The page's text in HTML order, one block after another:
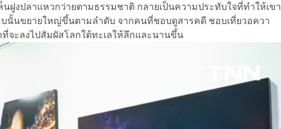
นฝูงปลาแหวกว่ายตามธรรมชาติ กลายเป็นความประทับใจที่ทำให้เขา
บนั้นขยายใหญ่ขึ้นตามลำดับ จากคนที่ชอบดูสารคดี ชอบเที่ยวอควา
ที่จะลงไปสัมผัสโลกใต้ทะเลให้ลึกและนานขึ้น